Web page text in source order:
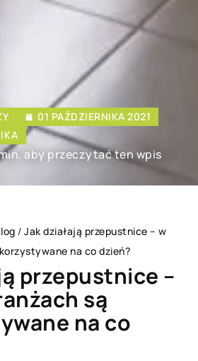
01 PAŹDZIERNIKA 2021
aby przeczytać ten wpis
/ Jak działają przepustnice – w
na co dzień?
przepustnice –
są
na co